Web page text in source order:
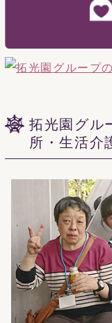
拓光園グル
所・生活介